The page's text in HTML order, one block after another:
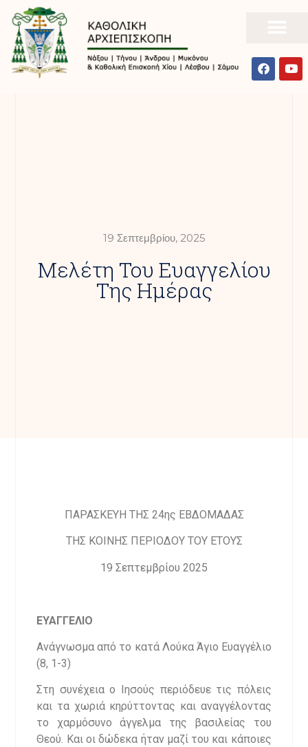
19 Σεπτεμβρίου, 2025
Mελέτη Του Ευαγγελίου
Της Ημέρας
ΠΑΡΑΣΚΕΥΗ ΤΗΣ 24ης ΕΒΔΟΜΑΔΑΣ
ΤΗΣ ΚΟΙΝΗΣ ΠΕΡΙΟΔΟΥ ΤΟΥ ΕΤΟΥΣ
19 Σεπτεμβρίου 2025
ΕΥΑΓΓΕΛΙΟ
Ανάγνωσμα από το κατά Λούκα Άγιο Ευαγγέλιο
(8, 1-3)
Στη συνέχεια ο Ιησούς περιόδευε τις πόλεις
και τα χωριά κηρύττοντας και αναγγέλοντας
το χαρμόσυνο άγγελμα της βασιλείας του
Θεού. Και οι δώδεκα ήταν μαζί του και κάποιες